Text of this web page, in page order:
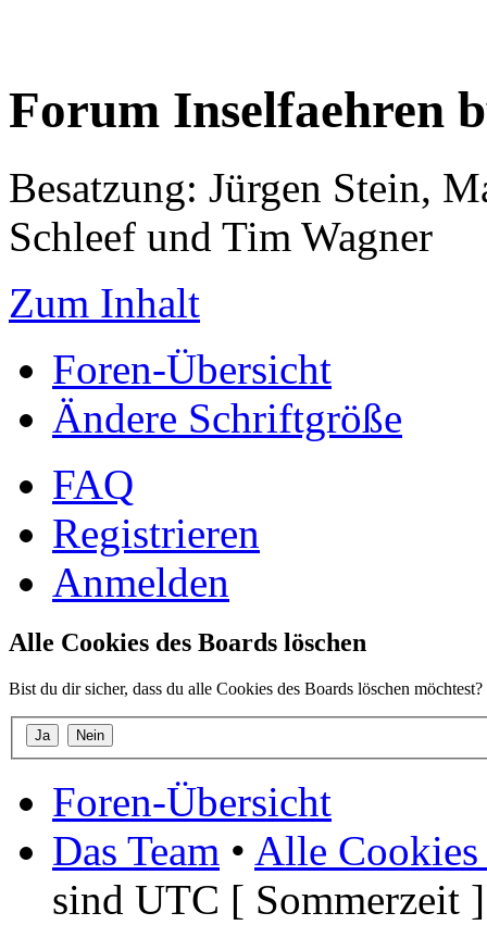
Forum Inselfaehren
Besatzung: Jürgen Stein,
Schleef und Tim Wagner
Zum Inhalt
Foren-Übersicht
Ändere Schriftgröße
FAQ
Registrieren
Anmelden
Alle Cookies des Boards löschen
Bist du dir sicher, dass du alle Cookies des Boards löschen möchtest?
Foren-Übersicht
Das Team • Alle Cookies
sind UTC [ Sommerzeit ]